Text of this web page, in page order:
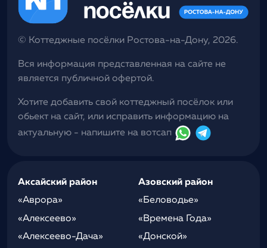
© Коттеджные посёлки Ростова-на-Дону, 2026.
Вся информация представленная на сайте не
является публичной офертой.
Хотите добавить свой коттеджный посёлок или
обьект на сайт, или исправить информацию на
актуальную - напишите на вотсап
Аксайский район
«Аврора»
«Алексеево»
«Алексеево-Дача»
Азовский район
«Беловодье»
«Времена Года»
«Донской»